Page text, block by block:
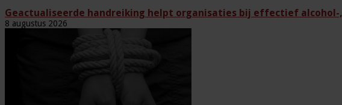
Geactualiseerde handreiking helpt organisaties bij effectief alcohol-
8 augustus 2026